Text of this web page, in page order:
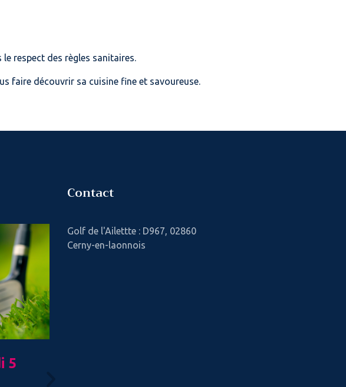
respect des règles sanitaires.
faire découvrir sa cuisine fine et savoureuse.
5
Contact
Golf de l'Ailettte : D967, 02860
Cerny-en-laonnois